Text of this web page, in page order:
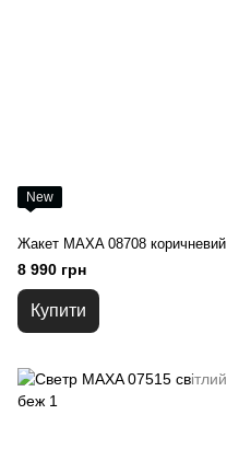
New
Жакет MAXA 08708 коричневий
8 990 грн
Купити